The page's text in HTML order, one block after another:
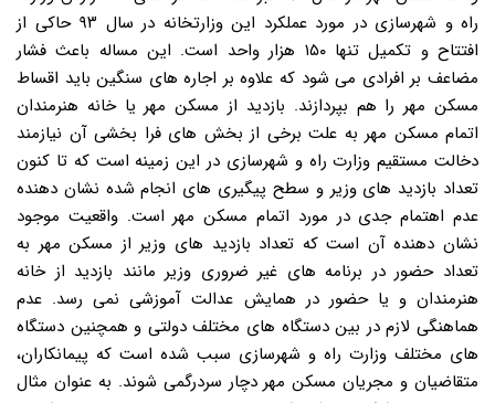
راه و شهرسازی در مورد عملکرد این وزارتخانه در سال ۹۳ حاکی از
افتتاح و تکمیل تنها ۱۵۰ هزار واحد است. این مساله باعث فشار
مضاعف بر افرادی می شود که علاوه بر اجاره های سنگین باید اقساط
مسکن مهر را هم بپردازند. بازدید از مسکن مهر یا خانه هنرمندان
اتمام مسکن مهر به علت برخی از بخش های فرا بخشی آن نیازمند
دخالت مستقیم وزارت راه و شهرسازی در این زمینه است که تا کنون
تعداد بازدید های وزیر و سطح پیگیری های انجام شده نشان دهنده
عدم اهتمام جدی در مورد اتمام مسکن مهر است. واقعیت موجود
نشان دهنده آن است که تعداد بازدید های وزیر از مسکن مهر به
تعداد حضور در برنامه های غیر ضروری وزیر مانند بازدید از خانه
هنرمندان و یا حضور در همایش عدالت آموزشی نمی رسد. عدم
هماهنگی لازم در بین دستگاه های مختلف دولتی و همچنین دستگاه
های مختلف وزارت راه و شهرسازی سبب شده است که پیمانکاران،
متقاضیان و مجریان مسکن مهر دچار سردرگمی شوند. به عنوان مثال